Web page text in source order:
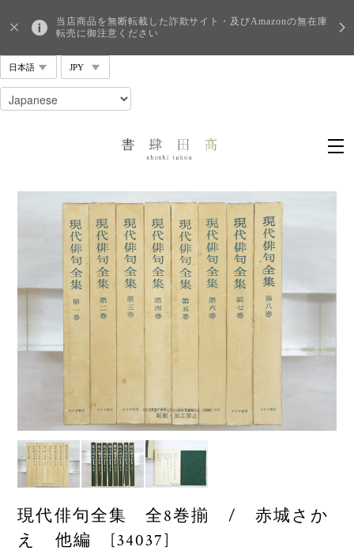
当店商品を無断転載した詐欺サイト・及びAmazonの無在庫
転売に御注意ください
現代俳句全集 全8巻揃 / 赤城さか
え 他編 [34037]